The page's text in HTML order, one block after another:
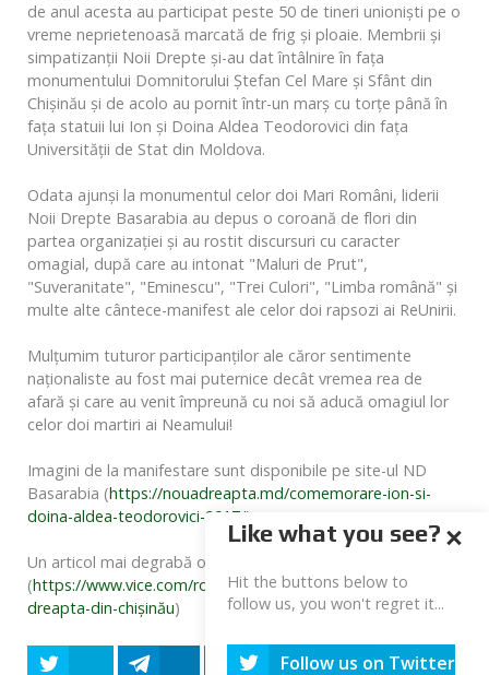
de anul acesta au participat peste 50 de tineri unioniști pe o
vreme neprietenoasă marcată de frig și ploaie. Membrii și
simpatizanții Noii Drepte și-au dat întâlnire în fața
monumentului Domnitorului Ștefan Cel Mare și Sfânt din
Chișinău și de acolo au pornit într-un marș cu torțe până în
fața statuii lui Ion și Doina Aldea Teodorovici din fața
Universității de Stat din Moldova.
Odata ajunși la monumentul celor doi Mari Români, liderii
Noii Drepte Basarabia au depus o coroană de flori din
partea organizației și au rostit discursuri cu caracter
omagial, după care au intonat "Maluri de Prut",
"Suveranitate", "Eminescu", "Trei Culori", "Limba română" și
multe alte cântece-manifest ale celor doi rapsozi ai ReUnirii.
Mulțumim tuturor participanților ale căror sentimente
naționaliste au fost mai puternice decât vremea rea de
afară și care au venit împreună cu noi să aducă omagiul lor
celor doi martiri ai Neamului!
Imagini de la manifestare sunt disponibile pe site-ul ND
Basarabia (https://nouadreapta.md/comemorare-ion-si-
doina-aldea-teodorovici-2017/)
Un articol mai degrabă obiectiv poate fi citit pe site-ul VICE
(https://www.vice.com/ro/article/gyjyw9/marșul-nouă-
dreapta-din-chișinău)
Like what you see?
Hit the buttons below to
follow us, you won't regret it...
Follow us on Twitter